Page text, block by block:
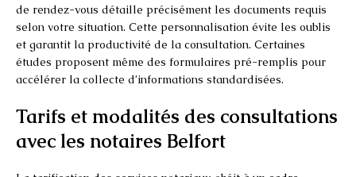
de rendez-vous détaille précisément les documents requis
selon votre situation. Cette personnalisation évite les oublis
et garantit la productivité de la consultation. Certaines
études proposent même des formulaires pré-remplis pour
accélérer la collecte d’informations standardisées.
Tarifs et modalités des consultations
avec les notaires Belfort